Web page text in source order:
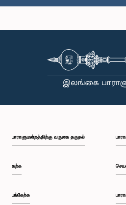
கௌரவ (கலாநிதி) (செல்வி)
பாராளுமன்றத்திற்கு வருகை தருதல்
கற்க
பங்கேற்க